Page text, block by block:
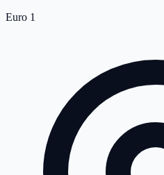
Euro 1